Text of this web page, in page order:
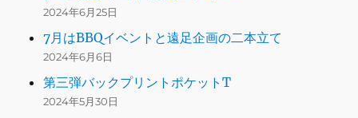
2024年6月25日
7月はBBQイベントと遠足企画の二本立て
2024年6月6日
第三弾バックプリントポケットT
2024年5月30日